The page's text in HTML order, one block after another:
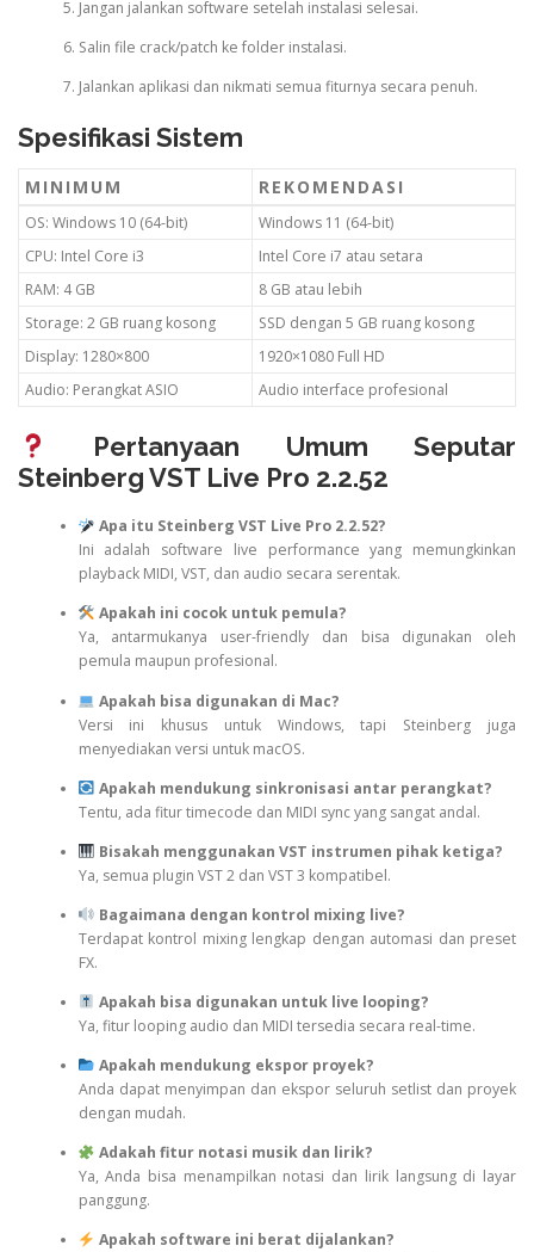
Jangan jalankan software setelah instalasi selesai.
Salin file crack/patch ke folder instalasi.
Jalankan aplikasi dan nikmati semua fiturnya secara penuh.
Spesifikasi Sistem
MINIMUM REKOMENDASI
OS: Windows 10 (64-bit)
Windows 11 (64-bit)
CPU: Intel Core i3
Intel Core i7 atau setara
RAM: 4 GB
8 GB atau lebih
Storage: 2 GB ruang kosong
SSD dengan 5 GB ruang kosong
Display: 1280×800
1920×1080 Full HD
Audio: Perangkat ASIO
Audio interface profesional
Pertanyaan Umum Seputar
Steinberg VST Live Pro 2.2.52
Apa itu Steinberg VST Live Pro 2.2.52?
Ini adalah software live performance yang memungkinkan
playback MIDI, VST, dan audio secara serentak.
Apakah ini cocok untuk pemula?
Ya, antarmukanya user-friendly dan bisa digunakan oleh
pemula maupun profesional.
Apakah bisa digunakan di Mac?
Versi ini khusus untuk Windows, tapi Steinberg juga
menyediakan versi untuk macOS.
Apakah mendukung sinkronisasi antar perangkat?
Tentu, ada fitur timecode dan MIDI sync yang sangat andal.
Bisakah menggunakan VST instrumen pihak ketiga?
Ya, semua plugin VST 2 dan VST 3 kompatibel.
Bagaimana dengan kontrol mixing live?
Terdapat kontrol mixing lengkap dengan automasi dan preset
FX.
Apakah bisa digunakan untuk live looping?
Ya, fitur looping audio dan MIDI tersedia secara real-time.
Apakah mendukung ekspor proyek?
Anda dapat menyimpan dan ekspor seluruh setlist dan proyek
dengan mudah.
Adakah fitur notasi musik dan lirik?
Ya, Anda bisa menampilkan notasi dan lirik langsung di layar
panggung.
Apakah software ini berat dijalankan?